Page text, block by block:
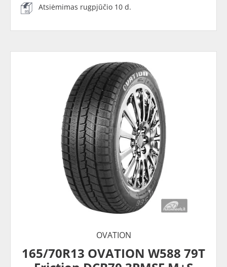
Atsiėmimas rugpjūčio 10 d.
OVATION
165/70R13 OVATION W588 79T